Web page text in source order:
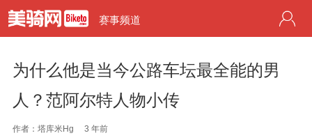
赛事频道
为什么他是当今公路车坛最全能的男
人？范阿尔特人物小传
作者：塔库米Hg 3 年前